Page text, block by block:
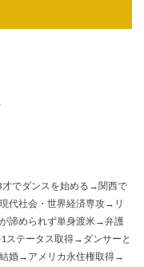
才でダンスを始める→関西で
代社会・世界経済専攻→リ
諦められず単身渡米→弁護
ステータス取得→ダンサーと
婚→アメリカ永住権取得→